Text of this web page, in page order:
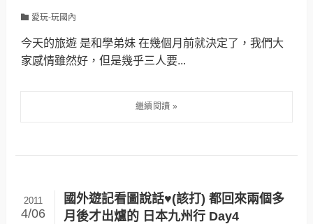
愛玩-玩國內
今天的旅遊 是和學弟妹 在幾個月前就決定了，我們大
家感情雖然好，但是幾乎三人要...
國外遊記看圖說話♥(該打) 都回來兩個多
月後才出爐的 日本九州行 Day4
2011
4/06